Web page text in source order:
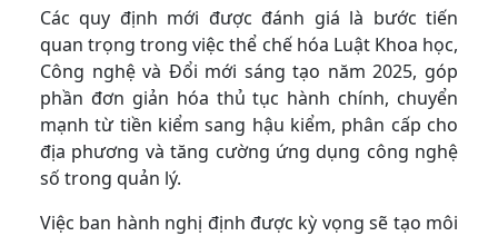
Các quy định mới được đánh giá là bước tiến
quan trọng trong việc thể chế hóa Luật Khoa học,
Công nghệ và Đổi mới sáng tạo năm 2025, góp
phần đơn giản hóa thủ tục hành chính, chuyển
mạnh từ tiền kiểm sang hậu kiểm, phân cấp cho
địa phương và tăng cường ứng dụng công nghệ
số trong quản lý.
Việc ban hành nghị định được kỳ vọng sẽ tạo môi